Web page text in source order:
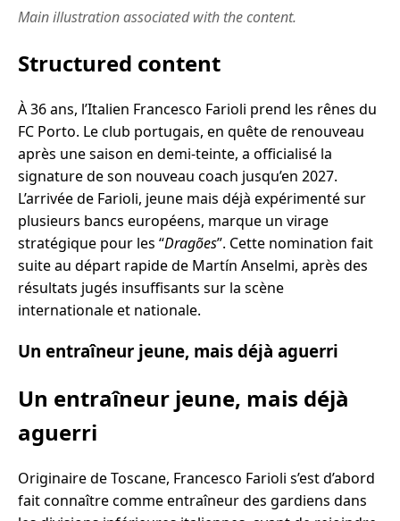
Main illustration associated with the content.
Structured content
À 36 ans, l’Italien Francesco Farioli prend les rênes du
FC Porto. Le club portugais, en quête de renouveau
après une saison en demi-teinte, a officialisé la
signature de son nouveau coach jusqu’en 2027.
L’arrivée de Farioli, jeune mais déjà expérimenté sur
plusieurs bancs européens, marque un virage
stratégique pour les “Dragões”. Cette nomination fait
suite au départ rapide de Martín Anselmi, après des
résultats jugés insuffisants sur la scène
internationale et nationale.
Un entraîneur jeune, mais déjà aguerri
Un entraîneur jeune, mais déjà
aguerri
Originaire de Toscane, Francesco Farioli s’est d’abord
fait connaître comme entraîneur des gardiens dans